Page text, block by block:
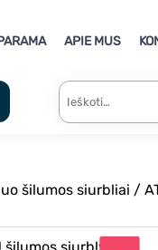
APIE MUS
Ieškoti:
šilumos siurbliai /